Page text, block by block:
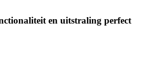
en uitstraling perfect